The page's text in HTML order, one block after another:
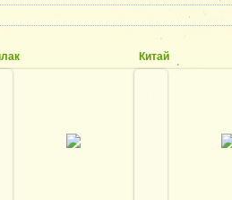
Китай